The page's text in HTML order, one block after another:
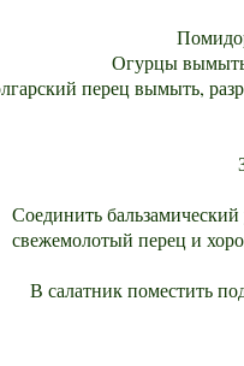
Огурцы
перец вымыть,
Соединить
свежемолотый перец и
В салатник поместить